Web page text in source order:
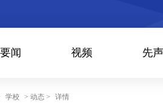
要闻 视频 先声
学校 > 动态 > 详情